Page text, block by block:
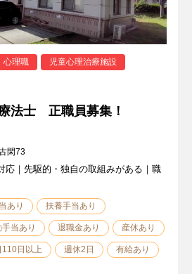
心理職 児童心理治療施設
法士 正職員募集！
閑73
応｜先駆的・独自の取組みがある｜職
あり 扶養手当あり
当あり 退職金あり 産休あり
110日以上 週休2日 有給あり